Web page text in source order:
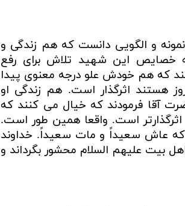
و الگویی دانست که هم زندگی و
خصایص این شهید تلاش برای رفع
که هم خودش علو درجه معنوی پیدا
هستند اثرگذار است. هم زندگی او
آقا فرمودند که خیال می کنند که
است. واقعا همین طور است.
که عاش سعیداً و مات سعیداً. خداوند
بیت علیهم السلام محشور بگرداند و